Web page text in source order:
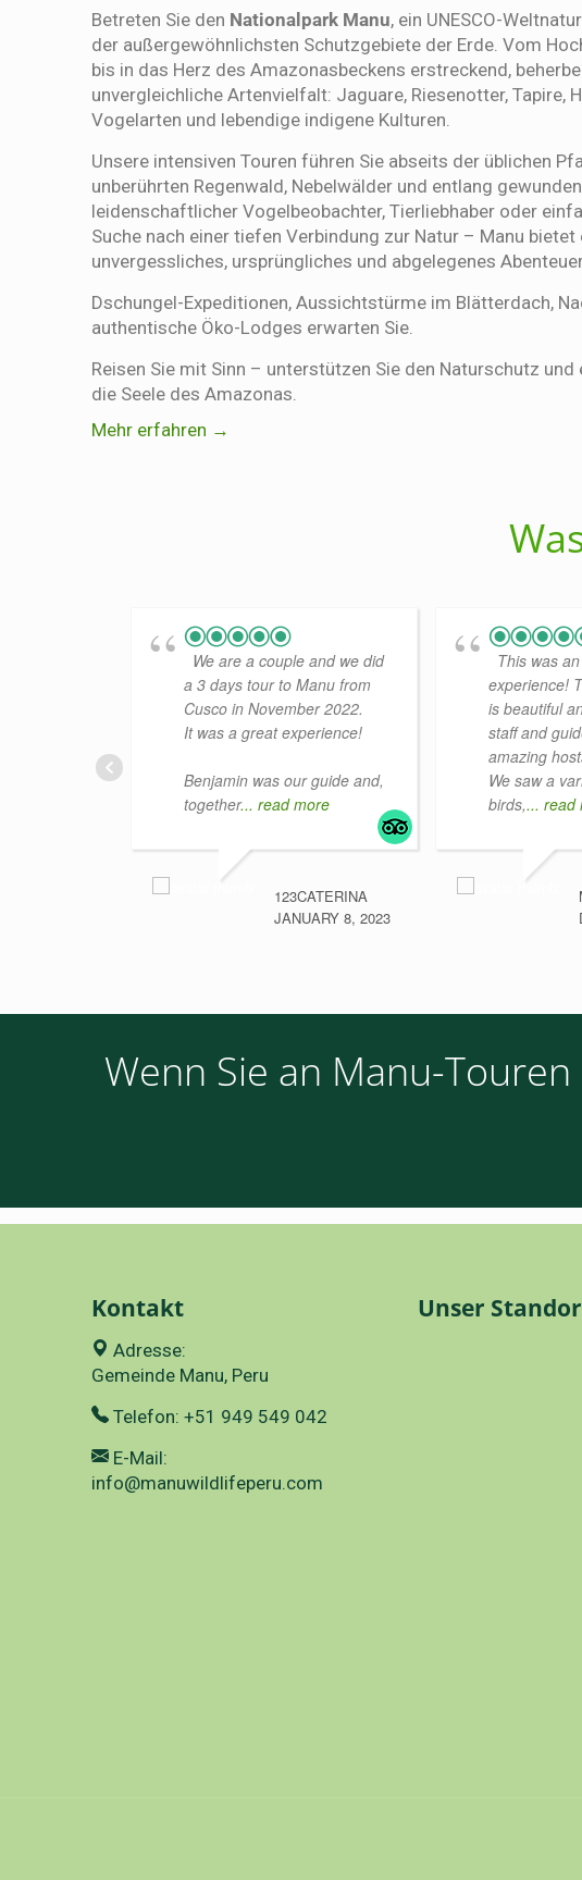
Betreten Sie den Nationalpark Manu, ein UNESCO-
der außergewöhnlichsten Schutzgebiete der Erde. Vom
bis in das Herz des Amazonasbeckens erstreckend,
unvergleichliche Artenvielfalt: Jaguare, Riesenotter, Tapire,
Vogelarten und lebendige indigene Kulturen.
Unsere intensiven Touren führen Sie abseits der üblichen
unberührten Regenwald, Nebelwälder und entlang
leidenschaftlicher Vogelbeobachter, Tierliebhaber oder
Suche nach einer tiefen Verbindung zur Natur – Manu bietet
unvergessliches, ursprüngliches und abgelegenes
Dschungel-Expeditionen, Aussichtstürme im Blätterdach,
authentische Öko-Lodges erwarten Sie.
Reisen Sie mit Sinn – unterstützen Sie den Naturschutz und
die Seele des Amazonas.
Mehr erfahren →
We are a couple and we did
a 3 days tour to Manu from
Cusco in November 2022.
It was a great experience!
Benjamin was our guide and,
together... read more
123CATERINA
JANUARY 8, 2023
This was
experience!
is beautiful
staff and
amazing
We saw a
birds,... read
Wenn Sie an Manu-
Kontakt
Adresse:
Gemeinde Manu, Peru
Telefon: +51 949 549 042
E-Mail:
info@manuwildlifeperu.com
Unser